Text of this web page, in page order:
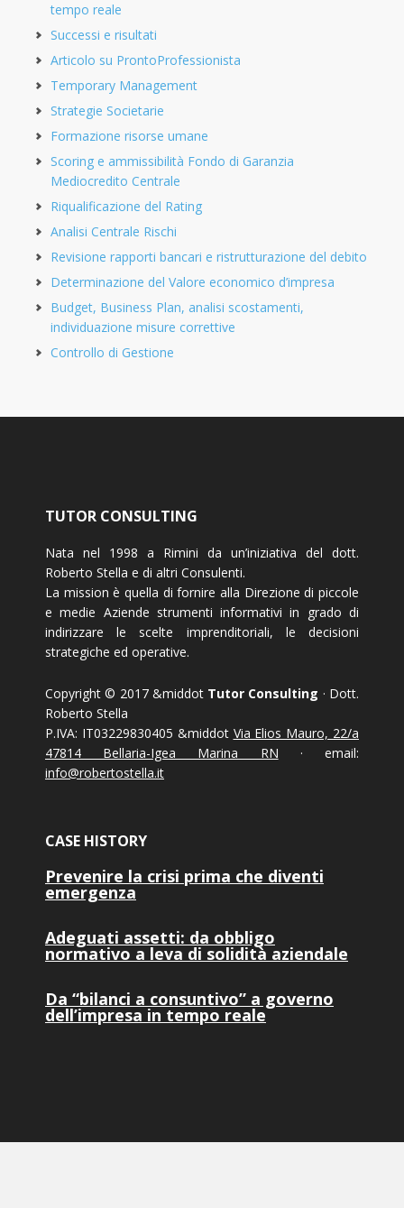
tempo reale
Successi e risultati
Articolo su ProntoProfessionista
Temporary Management
Strategie Societarie
Formazione risorse umane
Scoring e ammissibilità Fondo di Garanzia
Mediocredito Centrale
Riqualificazione del Rating
Analisi Centrale Rischi
Revisione rapporti bancari e ristrutturazione del debito
Determinazione del Valore economico d’impresa
Budget, Business Plan, analisi scostamenti,
individuazione misure correttive
Controllo di Gestione
TUTOR CONSULTING
Nata nel 1998 a Rimini da un’iniziativa del dott.
Roberto Stella e di altri Consulenti.
La mission è quella di fornire alla Direzione di piccole
e medie Aziende strumenti informativi in grado di
indirizzare le scelte imprenditoriali, le decisioni
strategiche ed operative.
Copyright © 2017 &middot Tutor Consulting · Dott.
Roberto Stella
P.IVA: IT03229830405 &middot Via Elios Mauro, 22/a
47814 Bellaria-Igea Marina RN · email:
info@robertostella.it
CASE HISTORY
Prevenire la crisi prima che diventi
emergenza
Adeguati assetti: da obbligo
normativo a leva di solidità aziendale
Da “bilanci a consuntivo” a governo
dell’impresa in tempo reale